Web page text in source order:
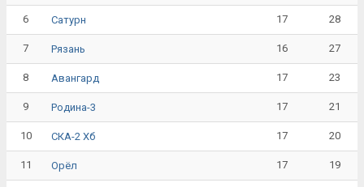
6 Сатурн 17 28
7 Рязань 16 27
8 Авангард 17 23
9 Родина-3 17 21
10 СКА-2 Хб 17 20
11 Орёл 17 19